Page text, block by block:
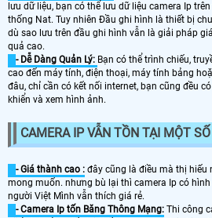
lưu dữ liệu, bạn có thể lưu dữ liệu camera Ip
thống Nat. Tuy nhiên Đầu ghi hình là thiết bị
dù sao lưu trên đầu ghi hình vẫn là giải pháp
quả cao.
- Dễ Dàng Quản Lý: Bạn có thể trình chiếu,
cao đến máy tính, điện thoại, máy tính bảng
đâu, chỉ cần có kết nối internet, bạn cũng đều
khiển và xem hình ảnh.
CAMERA IP VẪN TỒN TẠI MỘT
- Giá thành cao : đây cũng là điều mà thị hiếu
mong muốn. nhưng bù lại thì camera Ip có
người Việt Mình vẫn thích giá rẻ.
- Camera Ip tốn Băng Thông Mạng: Thi công